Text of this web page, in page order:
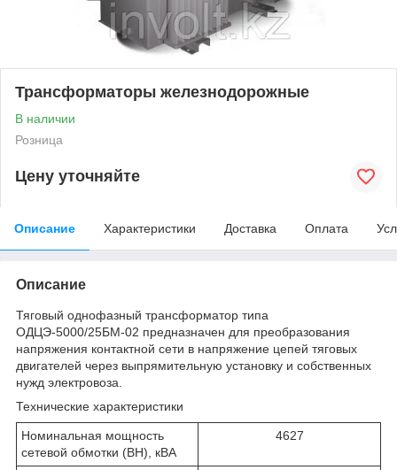
Трансформаторы железнодорожные
В наличии
Розница
Цену уточняйте
Описание Характеристики Доставка Оплата
Описание
Тяговый однофазный трансформатор типа
ОДЦЭ-5000/25БМ-02 предназначен для преобразования
напряжения контактной сети в напряжение цепей тяговых
двигателей через выпрямительную установку и собственных
нужд электровоза.
Технические характеристики
Номинальная мощность
сетевой обмотки (ВН), кВА
4627